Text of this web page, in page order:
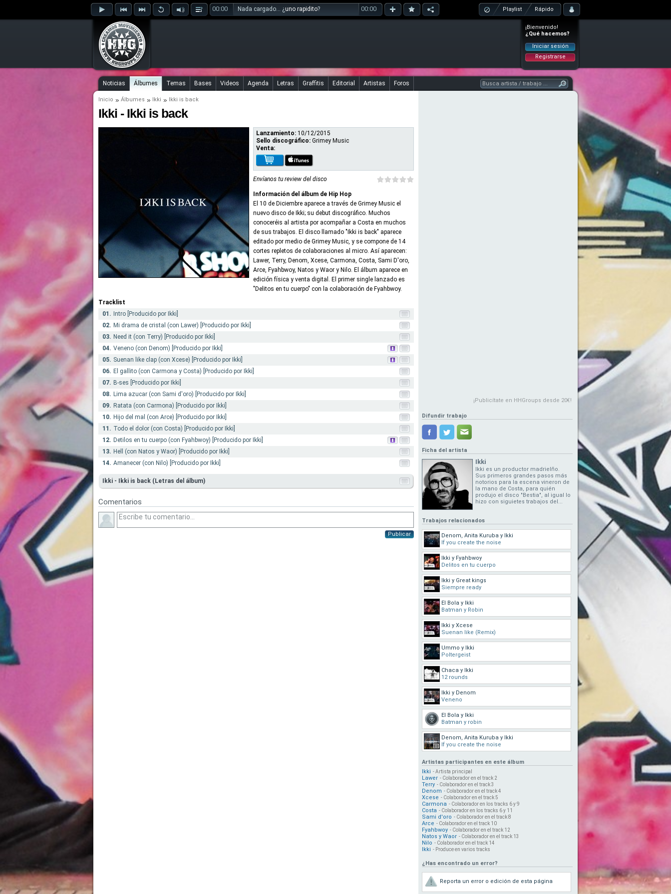
00:00 Nada cargado... ¿uno rapidito? 00:00 Playlist Rápido
¡Bienvenido!
¿Qué hacemos?
Iniciar sesión
Registrarse
Noticias Álbumes Temas Bases Videos Agenda Letras Graffitis Editorial Artistas Foros
Inicio Álbumes Ikki Ikki is back
Ikki - Ikki is back
Lanzamiento: 10/12/2015
Sello discográfico: Grimey Music
Venta:
Envíanos tu review del disco
Información del álbum de Hip Hop
El 10 de Diciembre aparece a través de Grimey Music el
nuevo disco de Ikki; su debut discográfico. Muchos
conoceréis al artista por acompañar a Costa en muchos
de sus trabajos. El disco llamado "Ikki is back" aparece
editado por medio de Grimey Music, y se compone de 14
cortes repletos de colaboraciones al micro. Así aparecen:
Lawer, Terry, Denom, Xcese, Carmona, Costa, Sami D'oro,
Arce, Fyahbwoy, Natos y Waor y Nilo. El álbum aparece en
edición física y venta digital. El primer single lanzado es
"Delitos en tu cuerpo" con la colaboración de Fyahbwoy.
Tracklist
01. Intro [Producido por Ikki]
02. Mi drama de cristal (con Lawer) [Producido por Ikki]
03. Need it (con Terry) [Producido por Ikki]
04. Veneno (con Denom) [Producido por Ikki]
05. Suenan like clap (con Xcese) [Producido por Ikki]
06. El gallito (con Carmona y Costa) [Producido por Ikki]
07. B-ses [Producido por Ikki]
08. Lima azucar (con Sami d'oro) [Producido por Ikki]
09. Ratata (con Carmona) [Producido por Ikki]
10. Hijo del mal (con Arce) [Producido por Ikki]
11. Todo el dolor (con Costa) [Producido por Ikki]
12. Detilos en tu cuerpo (con Fyahbwoy) [Producido por Ikki]
13. Hell (con Natos y Waor) [Producido por Ikki]
14. Amanecer (con Nilo) [Producido por Ikki]
Ikki - Ikki is back (Letras del álbum)
Comentarios
Publicar
¡Publicítate en HHGroups desde 20€!
Difundir trabajo
Ficha del artista
Ikki
Ikki es un productor madrielño.
Sus primeros grandes pasos más
notorios para la escena vineron de
la mano de Costa, para quién
produjo el disco "Bestia", al igual lo
hizo con siguietes trabajos del...
Trabajos relacionados
Denom, Anita Kuruba y Ikki
If you create the noise
Ikki y Fyahbwoy
Delitos en tu cuerpo
Ikki y Great kings
Siempre ready
El Bola y Ikki
Batman y Robin
Ikki y Xcese
Suenan like (Remix)
Ummo y Ikki
Poltergeist
Chaca y Ikki
12 rounds
Ikki y Denom
Veneno
El Bola y Ikki
Batman y robin
Denom, Anita Kuruba y Ikki
If you create the noise
Artistas participantes en este álbum
Ikki - Artista principal
Lawer - Colaborador en el track 2
Terry - Colaborador en el track 3
Denom - Colaborador en el track 4
Xcese - Colaborador en el track 5
Carmona - Colaborador en los tracks 6 y 9
Costa - Colaborador en los tracks 6 y 11
Sami d'oro - Colaborador en el track 8
Arce - Colaborador en el track 10
Fyahbwoy - Colaborador en el track 12
Natos y Waor - Colaborador en el track 13
Nilo - Colaborador en el track 14
Ikki - Produce en varios tracks
¿Has encontrado un error?
Reporta un error o edición de esta página